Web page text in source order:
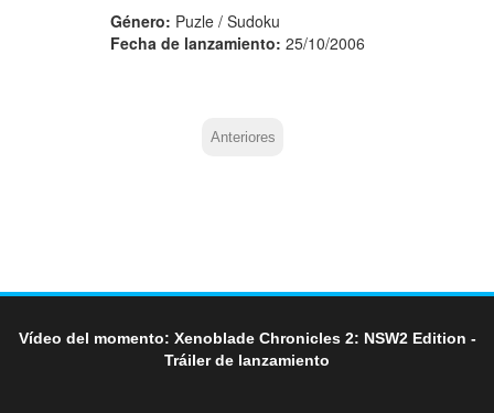
Género: Puzle / Sudoku
Fecha de lanzamiento: 25/10/2006
Anteriores
Vídeo del momento: Xenoblade Chronicles 2: NSW2 Edition -
Tráiler de lanzamiento